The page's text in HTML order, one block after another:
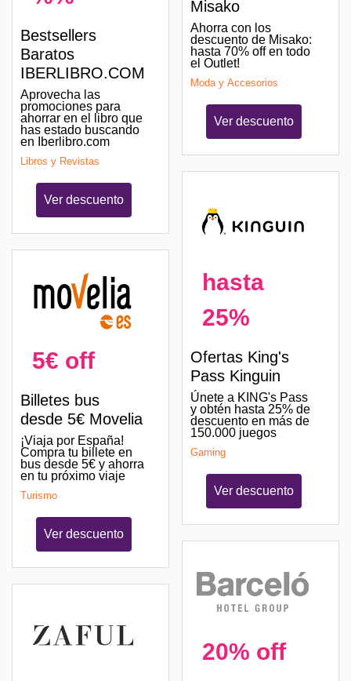
Bestsellers
Baratos
IBERLIBRO.COM
Aprovecha las
promociones para
ahorrar en el libro que
has estado buscando
en Iberlibro.com
Libros y Revistas
Ver descuento
5€ off
Billetes bus
desde 5€ Movelia
¡Viaja por España!
Compra tu billete en
bus desde 5€ y ahorra
en tu próximo viaje
Turismo
Ver descuento
Misako
Ahorra con los
descuento de Misako:
hasta 70% off en todo
el Outlet!
Moda y Accesorios
Ver descuento
hasta
25%
Ofertas King's
Pass Kinguin
Únete a KING's Pass
y obtén hasta 25% de
descuento en más de
150.000 juegos
Gaming
Ver descuento
20% off